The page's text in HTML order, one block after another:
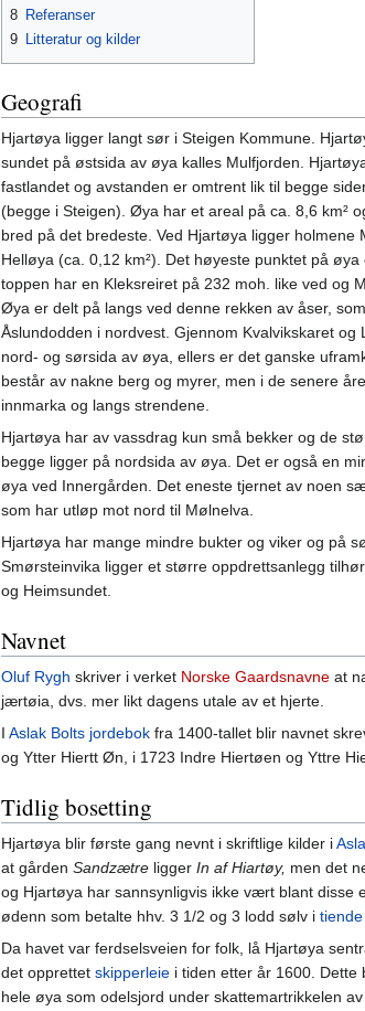
8 Referanser
9 Litteratur og kilder
Geografi
Hjartøya ligger langt sør i Steigen Kommune.
sundet på østsida av øya kalles Mulfjorden.
fastlandet og avstanden er omtrent lik til begge
(begge i Steigen). Øya har et areal på ca. 8,6 km²
bred på det bredeste. Ved Hjartøya ligger holmene
Helløya (ca. 0,12 km²). Det høyeste punktet på
toppen har en Kleksreiret på 232 moh. like ved og
Øya er delt på langs ved denne rekken av åser,
Åslundodden i nordvest. Gjennom Kvalvikskaret
nord- og sørsida av øya, ellers er det ganske
består av nakne berg og myrer, men i de senere
innmarka og langs strendene.
Hjartøya har av vassdrag kun små bekker og de
begge ligger på nordsida av øya. Det er også en
øya ved Innergården. Det eneste tjernet av noen
som har utløp mot nord til Mølnelva.
Hjartøya har mange mindre bukter og viker og på
Smørsteinvika ligger et større oppdrettsanlegg
og Heimsundet.
Navnet
Oluf Rygh skriver i verket Norske Gaardsnavne at
jærtøia, dvs. mer likt dagens utale av et hjerte.
I Aslak Bolts jordebok fra 1400-tallet blir navnet
og Ytter Hiertt Øn, i 1723 Indre Hiertøen og Yttre
Tidlig bosetting
Hjartøya blir første gang nevnt i skriftlige kilder i
at gården Sandzætre ligger In af Hiartøy, men det
og Hjartøya har sannsynligvis ikke vært blant disse
ødenn som betalte hhv. 3 1/2 og 3 lodd sølv i tiende
Da havet var ferdselsveien for folk, lå Hjartøya
det opprettet skipperleie i tiden etter år 1600.
hele øya som odelsjord under skattemartrikkelen